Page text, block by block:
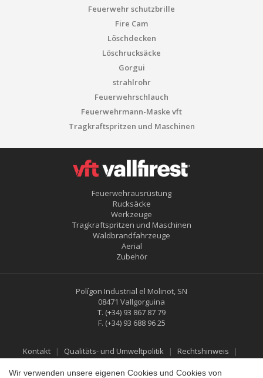
Feuerwehr schutzbrille
Fire Cam
Löschdecken
Löschrucksäcke
Gorgui
strahlrohr
Feuerwehrschlauch
Feuerwehrmann-Maske vft
Tragkraftspritzen und Maschinen
Feuerwehrausrüstung
Rucksäcke
Werkzeuge
Tragkraftspritzen und Maschinen
Waldbrandfahrzeuge
Aerial
Zubehör
Polígon Industrial el Molinot, SN
08471 Vallgorguina
T. (+34) 93 867 87 79
F. (+34) 93 688 96 25
Kontakt Qualitäts- und Umweltpolitik
Rechtshinweis
Datenschutzbestimmungen
Cookies-Richtlinie
Social-Media-Richtlinie
Rückgabe- und Erstattungspolitik
Wir verwenden unsere eigenen Cookies und Cookies von